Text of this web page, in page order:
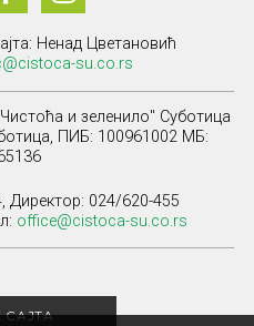
Ненад Цветановић
su.co.rs
и зеленило" Суботица
ПИБ: 100961002 МБ:
Директор: 024/620-455
office@cistoca-su.co.rs